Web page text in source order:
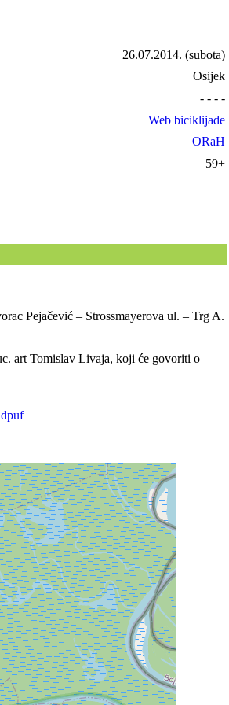
26.07.2014. (subota)
Osijek
- - - -
Web biciklijade
ORaH
59+
Pejačević – Strossmayerova ul. – Trg A.
art Tomislav Livaja, koji će govoriti o